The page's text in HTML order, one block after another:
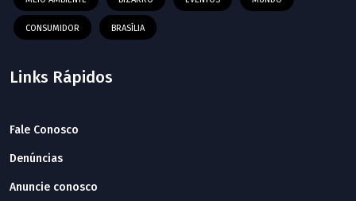
CONSUMIDOR BRASÍLIA
Links Rápidos
Fale Conosco
Denúncias
Anuncie conosco